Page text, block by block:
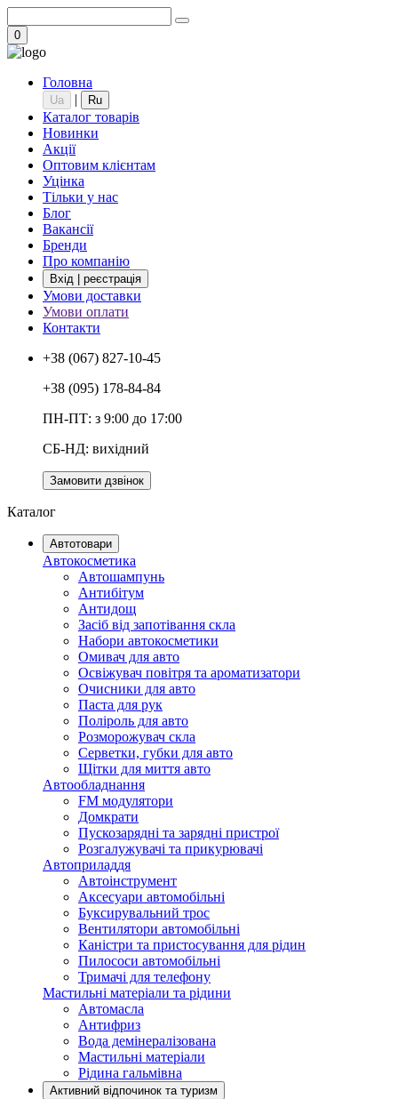
0
Головна
Ua | Ru
Каталог товарів
Новинки
Акції
Оптовим клієнтам
Уцінка
Тільки у нас
Блог
Вакансії
Бренди
Про компанію
Вхід | реєстрація
Умови доставки
Умови оплати
Контакти
+38 (067) 827-10-45
+38 (095) 178-84-84
ПН-ПТ: з 9:00 до 17:00
СБ-НД: вихідний
Замовити дзвінок
Каталог
Автотовари
Автокосметика
Автошампунь
Антибітум
Антидощ
Засіб від запотівання скла
Набори автокосметики
Омивач для авто
Освіжувач повітря та ароматизатори
Очисники для авто
Паста для рук
Поліроль для авто
Розморожувач скла
Серветки, губки для авто
Щітки для миття авто
Автообладнання
FM модулятори
Домкрати
Пускозарядні та зарядні пристрої
Розгалужувачі та прикурювачі
Автоприладдя
Автоінструмент
Аксесуари автомобільні
Буксирувальний трос
Вентилятори автомобільні
Каністри та пристосування для рідин
Пилососи автомобільні
Тримачі для телефону
Мастильні матеріали та рідини
Автомасла
Антифриз
Вода демінералізована
Мастильні матеріали
Рідина гальмівна
Активний відпочинок та туризм